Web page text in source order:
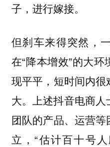
子，进行嫁接。
但刹车来得突然，
在“降本增效”的大
现平平，短时间内
大。上述抖音电商
团队的产品、运营
立，“估计百十号